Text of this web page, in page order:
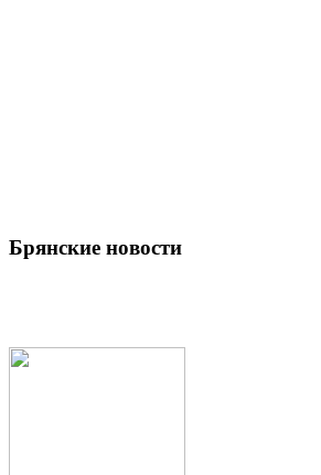
Брянские новости